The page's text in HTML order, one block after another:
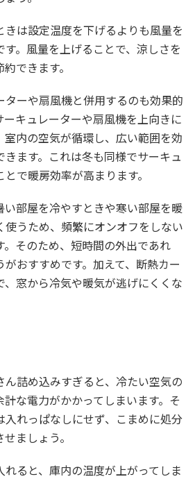
きは設定温度を下げるよりも風量を
。風量を上げることで、涼しさを
できます。
ターや扇風機と併用するのも効果的
キュレーターや扇風機を上向きに
室内の空気が循環し、広い範囲を効
ます。これは冬も同様でサーキュ
で暖房効率が高まります。
い部屋を冷やすときや寒い部屋を暖
使うため、頻繁にオンオフをしない
。そのため、短時間の外出であれ
おすすめです。加えて、断熱カー
、窓から冷気や暖気が逃げにくくな
詰め込みすぎると、冷たい空気の
な電力がかかってしまいます。そ
入れっぱなしにせず、こまめに処分
ましょう。
ると、庫内の温度が上がってしま